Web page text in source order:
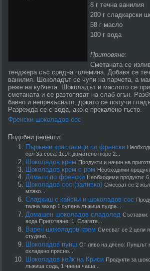
8 г течна ванилия
200 г сладкарски
58 г масло
100 г вода
Притовяне:
Сметаната се
тенджера със средна големина. Добавя се
ванилия. Шоколадът се чупи на парчета, а
реже на кубчета. Шоколадът и маслото се
сметаната и се разтопяват на слаб огън.
бавно и непрекъснато, докато се получи
Разрежда се с вода, ако е прекалено гъсто.
Френски шоколадов сос
Подобни рецепти:
Пържени краставици по френски
сол За соса: 1с.л. доматено пюре 2...
Шоколадов крем Продукти и начин на
Шоколадов крем с ром Необходими
Домати по френски Необходими продукти: 6
Шоколадов сос (заливка) Смесват се 2
мляко...
Сладкиш с кайсии и шоколадов сос
тална захар 1 супена лъжица пудра...
Домашен шоколадов сладолед Съставки:
вода Приготвяне: 1. Слагате...
Варен шоколадов крем Смесват се 2 цели
студено...
Шоколадов пунш От ляво на дясно: Пуншът
охладено прясно...
Шоколадов кейк на Криси Продукти за
лъжица сода, 1 чаена чаша...